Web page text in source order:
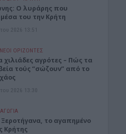
Ο λυράρης που
του την Κρήτη
2026 13:51
ΝΕΟΙ ΟΡΙΖΟΝΤΕΣ
χιλιάδες αγρότες – Πώς τα
τούς “σώζουν” από το
2026 13:30
το αγαπημένο
Κρήτης